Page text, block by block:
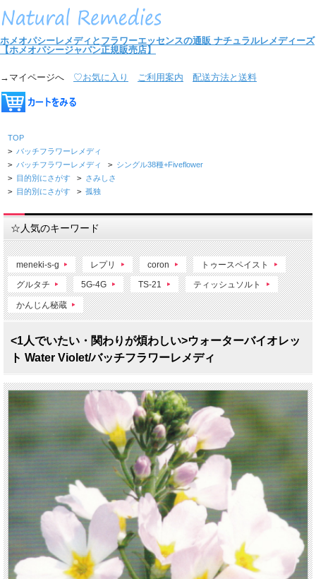
ホメオパシーレメディとフラワーエッセンスの通販 ナチュラルレメディーズ
【ホメオパシージャパン正規販売店】
→マイページへ ♡お気に入り ご利用案内 配送方法と送料
TOP
> バッチフラワーレメディ
> バッチフラワーレメディ > シングル38種+Fiveflower
> 目的別にさがす > さみしさ
> 目的別にさがす > 孤独
☆人気のキーワード
meneki-s-g レプリ coron トゥースペイスト
グルタチ 5G-4G TS-21 ティッシュソルト
かんじん秘蔵
<1人でいたい・関わりが煩わしい>ウォーターバイオレッ
ト Water Violet/バッチフラワーレメディ